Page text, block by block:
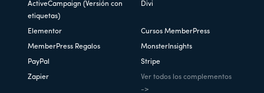
ActiveCampaign (Versión con
etiquetas)
Divi
Elementor Cursos MemberPress
MemberPress Regalos MonsterInsights
PayPal Stripe
Zapier
Ver todos los complementos
->